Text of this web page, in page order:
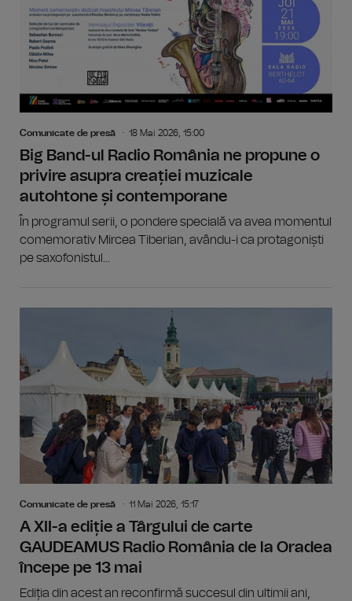
Comunicate de presă 18 Mai 2026, 15:00
Big Band-ul Radio România ne propune o
privire asupra creației muzicale
autohtone și contemporane
În programul serii, o pondere specială va avea momentul
comemorativ Mircea Tiberian, avându-i ca protagoniști
pe saxofonistul...
Comunicate de presă 11 Mai 2026, 15:17
A XII-a ediție a Târgului de carte
GAUDEAMUS Radio România de la Oradea
începe pe 13 mai
Ediția din acest an reconfirmă succesul din ultimii ani,